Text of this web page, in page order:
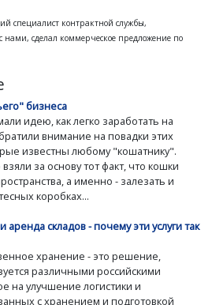
специалист контрактной службы,
нами, сделал коммерческое предложение по
бизнеса
идею, как легко заработать на
внимание на повадки этих
известны любому "кошатнику".
за основу тот факт, что кошки
а именно - залезать и
коробках...
складов - почему эти услуги так
хранение - это решение,
различными российскими
на улучшение логистики и
с хранением и подготовкой